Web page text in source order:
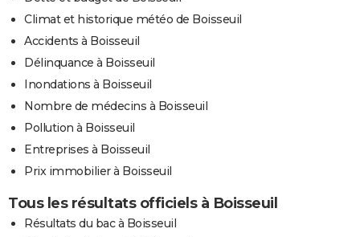
Climat et historique météo de Boisseuil
Accidents à Boisseuil
Délinquance à Boisseuil
Inondations à Boisseuil
Nombre de médecins à Boisseuil
Pollution à Boisseuil
Entreprises à Boisseuil
Prix immobilier à Boisseuil
Tous les résultats officiels à Boisseuil
Résultats du bac à Boisseuil